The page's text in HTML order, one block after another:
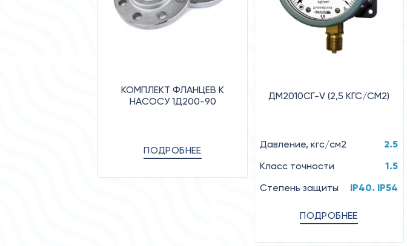
КОМПЛЕКТ ФЛАНЦЕВ К
НАСОСУ 1Д200-90
ПОДРОБНЕЕ
ДМ2010СГ-V (2,5 КГС/СМ2)
Давление, кгс/см2
2.5
Класс точности
1.5
Степень защиты
IP40. IP54
ПОДРОБНЕЕ